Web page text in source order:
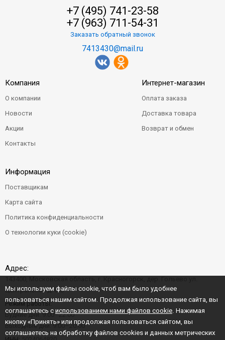
+7 (495) 741-23-58
+7 (963) 711-54-31
Заказать обратный звонок
7413430@mail.ru
Компания
О компании
Новости
Акции
Контакты
Интернет-магазин
Оплата заказа
Доставка товара
Возврат и обмен
Информация
Поставщикам
Карта сайта
Политика конфиденциальности
О технологии куки (cookie)
Адрес:
Центральная д. 6"Б"
Режим работы:
Будние дни: 9:00–22:00
Выходные дни: 9:00–20:00
Мы используем файлы cookie, чтоб вам было удобнее
пользоваться нашим сайтом. Продолжая использование сайта, вы
соглашаетесь с использованием нами файлов cookie . Нажимая
кнопку «Принять» или продолжая пользоваться сайтом, вы
соглашаетесь на обработку файлов cookies и данных метрических